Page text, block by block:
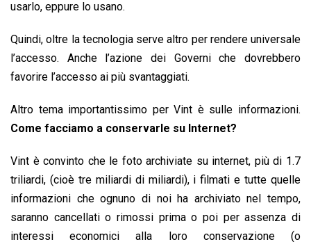
usarlo, eppure lo usano.
Quindi, oltre la tecnologia serve altro per rendere universale
l’accesso. Anche l’azione dei Governi che dovrebbero
favorire l’accesso ai più svantaggiati.
Altro tema importantissimo per Vint è sulle informazioni.
Come facciamo a conservarle su Internet?
Vint è convinto che le foto archiviate su internet, più di 1.7
triliardi, (cioè tre miliardi di miliardi), i filmati e tutte quelle
informazioni che ognuno di noi ha archiviato nel tempo,
saranno cancellati o rimossi prima o poi per assenza di
interessi economici alla loro conservazione (o